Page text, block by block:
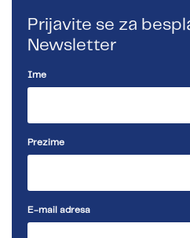
Prijavite se za
Newsletter
Ime
Prezime
E-mail adresa